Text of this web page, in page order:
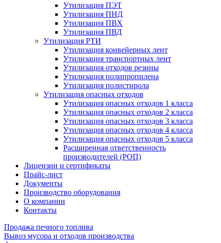
Утилизация ПЭТ
Утилизация ПНД
Утилизация ПВХ
Утилизация ПВД
Утилизация РТИ
Утилизация конвейерных лент
Утилизация транспортных лент
Утилизация отходов резины
Утилизация полипропилена
Утилизация полистирола
Утилизация опасных отходов
Утилизация опасных отходов 1 класса
Утилизация опасных отходов 2 класса
Утилизация опасных отходов 3 класса
Утилизация опасных отходов 4 класса
Утилизация опасных отходов 5 класса
Расширенная ответственность
производителей (РОП)
Лицензии и сертификаты
Прайс-лист
Документы
Производство оборудования
О компании
Контакты
Продажа печного топлива
Вывоз мусора и отходов производства